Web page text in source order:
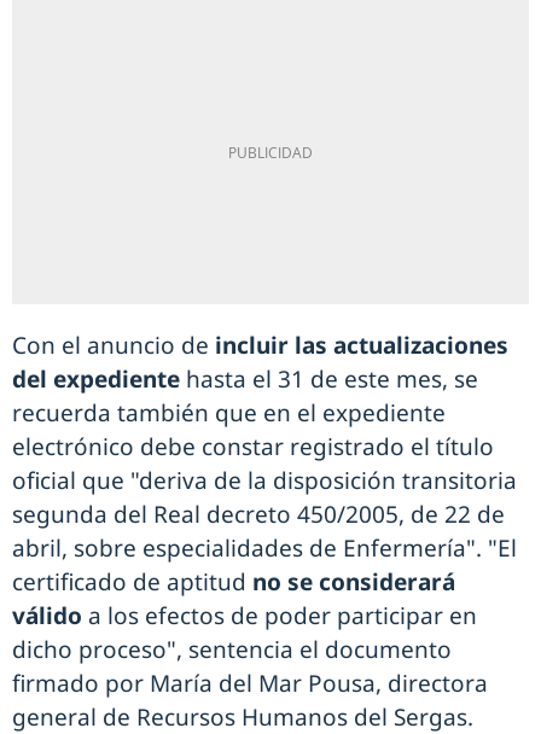
Con el anuncio de incluir las actualizaciones
del expediente hasta el 31 de este mes, se
recuerda también que en el expediente
electrónico debe constar registrado el título
oficial que "deriva de la disposición transitoria
segunda del Real decreto 450/2005, de 22 de
abril, sobre especialidades de Enfermería". "El
certificado de aptitud no se considerará
válido a los efectos de poder participar en
dicho proceso", sentencia el documento
firmado por María del Mar Pousa, directora
general de Recursos Humanos del Sergas.